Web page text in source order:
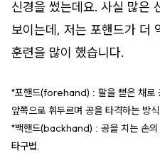
신경을 썼는데요. 사실 많은
보이는데, 저는 포핸드가 더
훈련을 많이 했습니다.
*포핸드(forehand) : 팔을 뻗은 채로
앞쪽으로 휘두르며 공을 타격하는 방
*백핸드(backhand) : 공을 치는 손의
타구법.